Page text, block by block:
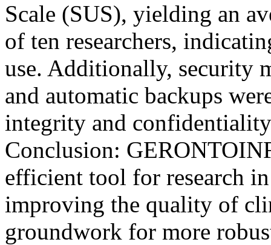
Scale (SUS), yielding an
of ten researchers,
use. Additionally, security
and automatic backups
integrity and
Conclusion:
efficient tool for research
improving the quality of
groundwork for more